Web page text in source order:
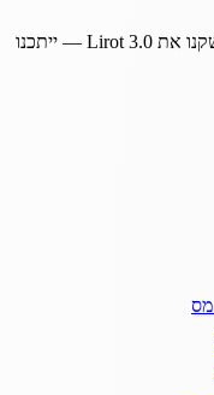
את Lirot 3.0— ייתכנו
מס